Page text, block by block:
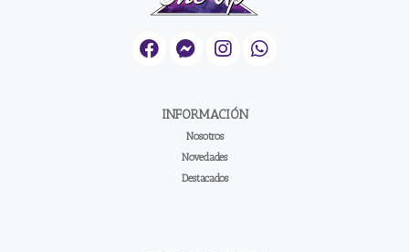
INFORMACIÓN
Nosotros
Novedades
Destacados